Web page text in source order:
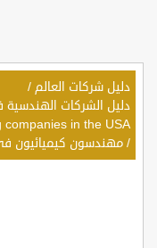
دليل شركات العالم /
companies in the USA
/ مهندسون كيميائيون